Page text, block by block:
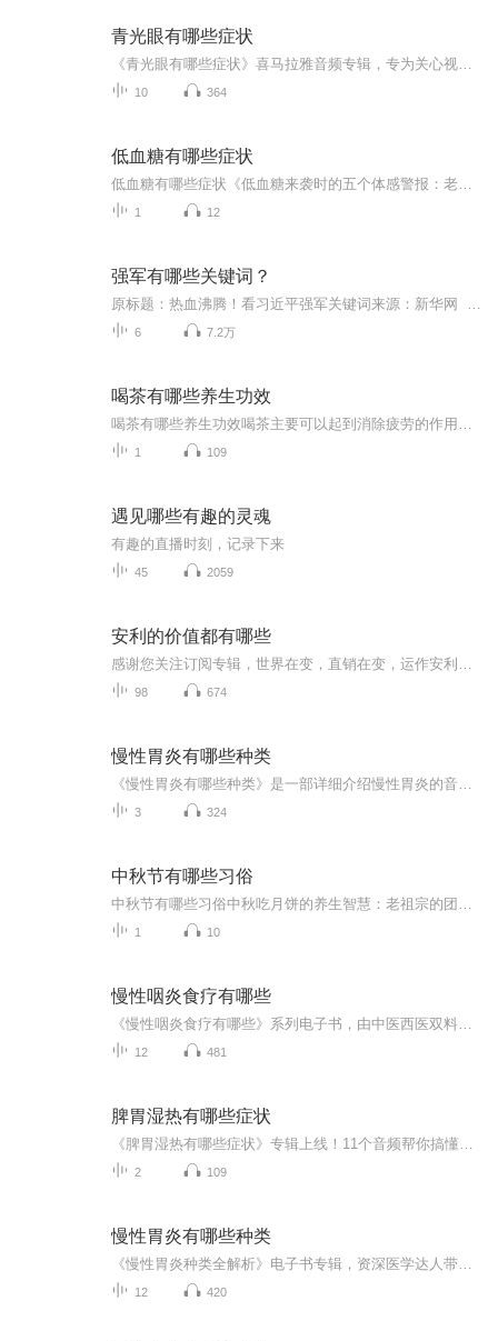
青光眼有哪些症状
10 364
低血糖有哪些症状
1 12
强军有哪些关键词？
6 7.2万
喝茶有哪些养生功效
1 109
遇见哪些有趣的灵魂
有趣的直播时刻，记录下来
45 2059
安利的价值都有哪些
98 674
慢性胃炎有哪些种类
3 324
中秋节有哪些习俗
1 10
慢性咽炎食疗有哪些
12 481
脾胃湿热有哪些症状
2 109
慢性胃炎有哪些种类
12 420